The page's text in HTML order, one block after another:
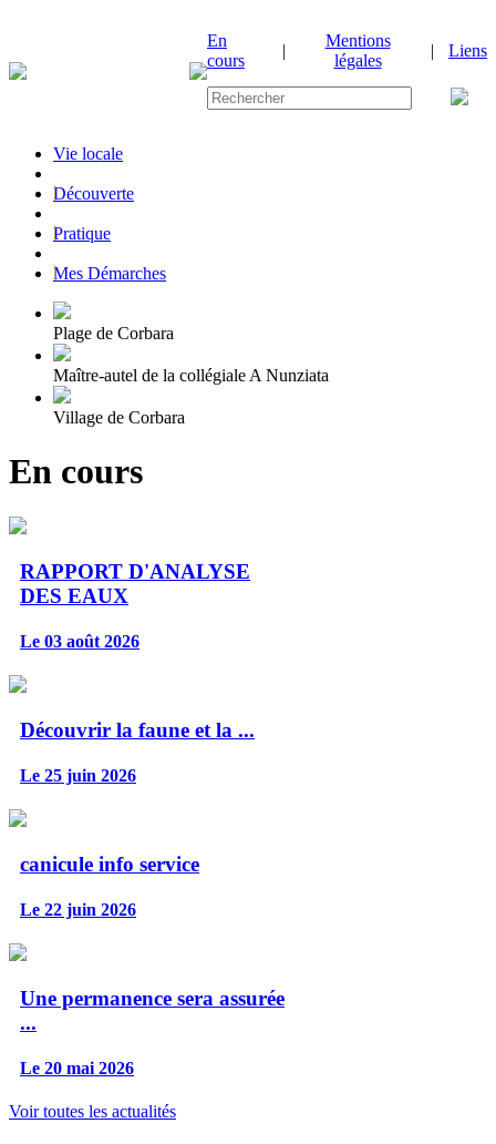
En
cours
|
Mentions
légales
| Liens
Vie locale
|Découverte
|Pratique
|Mes Démarches
Plage de Corbara
Maître-autel de la collégiale A Nunziata
Village de Corbara
En cours
RAPPORT D'ANALYSE
DES EAUX
Le 03 août 2026
Découvrir la faune et la ...
Le 25 juin 2026
canicule info service
Le 22 juin 2026
Une permanence sera assurée
...
Le 20 mai 2026
Voir toutes les actualités